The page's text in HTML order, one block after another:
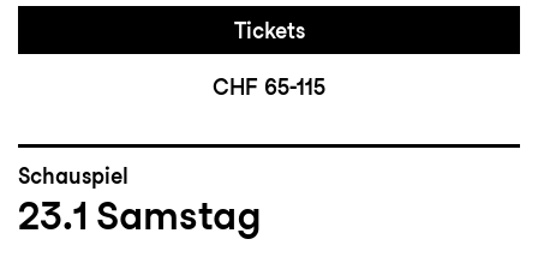
Tickets
CHF 65-115
Schauspiel
23.1 Samstag